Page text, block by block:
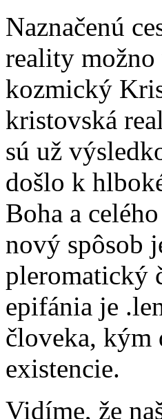
Naznačenú
reality
kozmický
kristovská
sú už
došlo k
Boha a
nový spôsob
pleromatický
epifánia je
človeka, kým
existencie.
Vidíme, že